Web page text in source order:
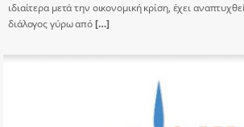
ιδιαίτερα μετά την οικονομική κρίση, έχει
διάλογος γύρω από[…]